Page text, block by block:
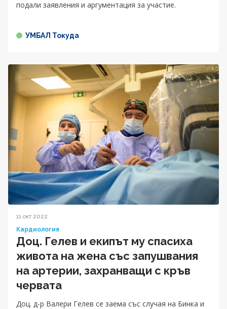
подали заявления и аргументация за участие.
УМБАЛ Токуда
11 окт 2022
Кардиология
Доц. Гелев и екипът му спасиха
живота на жена със запушвания
на артерии, захранващи с кръв
червата
Доц. д-р Валери Гелев се заема със случая на Бинка и